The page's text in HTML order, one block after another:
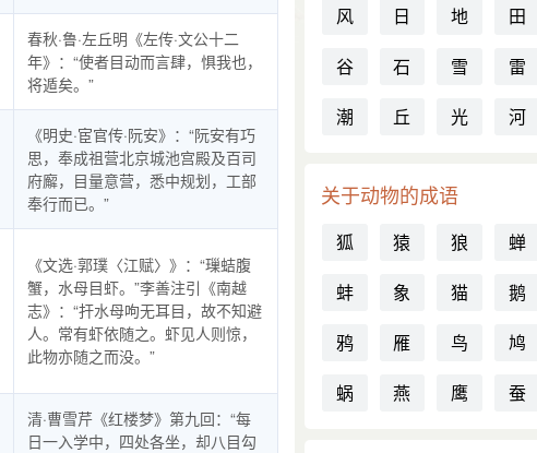
春秋·鲁·左丘明《左传·文公十二
年》：“使者目动而言肆，惧我也，
将遁矣。”
《明史·宦官传·阮安》：“阮安有巧
思，奉成祖营北京城池宫殿及百司
府廨，目量意营，悉中规划，工部
奉行而已。”
《文选·郭璞〈江赋〉》：“璅蛣腹
蟹，水母目虾。”李善注引《南越
志》：“扞水母呴无耳目，故不知避
人。常有虾依随之。虾见人则惊，
此物亦随之而没。”
清·曹雪芹《红楼梦》第九回：“每
日一入学中，四处各坐，却八目勾
风
日 地 田
谷
石 雪 雷
潮
丘 光 河
关于动物的成语
狐 猿 狼 蝉
蚌
象 猫 鹅
鸦
雁 鸟 鸠
蜗
燕 鹰 蚕